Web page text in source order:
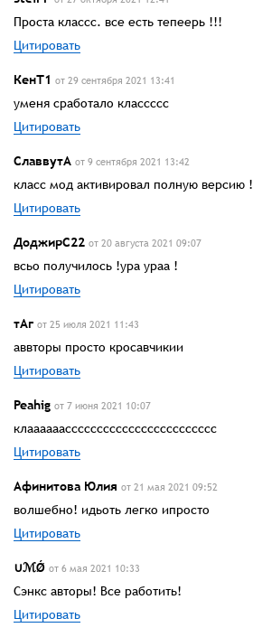
Проста классс. все есть тепеерь !!!
Цитировать
КенТ1 от 29 сентября 2021 13:41
уменя сработало классссс
Цитировать
СлаввутА от 9 сентября 2021 13:42
класс мод активировал полную версию !
Цитировать
ДоджирС22 от 20 августа 2021 09:07
всьо получилось !ура ураа !
Цитировать
тАг от 25 июля 2021 11:43
аввторы просто кросавчикии
Цитировать
Peahig от 7 июня 2021 10:07
клаааааасссссссссссссссссссссссс
Цитировать
Афинитова Юлия от 21 мая 2021 09:52
волшебно! идьоть легко ипросто
Цитировать
∪ℳǾ от 6 мая 2021 10:33
Сэнкс авторы! Все работить!
Цитировать